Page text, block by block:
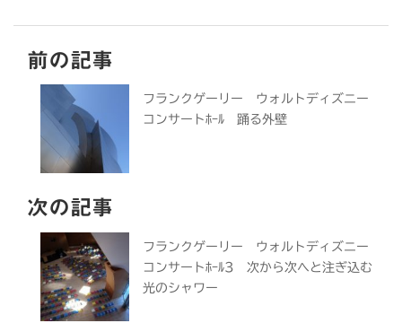
前の記事
フランクゲーリー ウォルトディズニー
コンサートﾎｰﾙ 踊る外壁
次の記事
フランクゲーリー ウォルトディズニー
コンサートﾎｰﾙ3 次から次へと注ぎ込む
光のシャワー